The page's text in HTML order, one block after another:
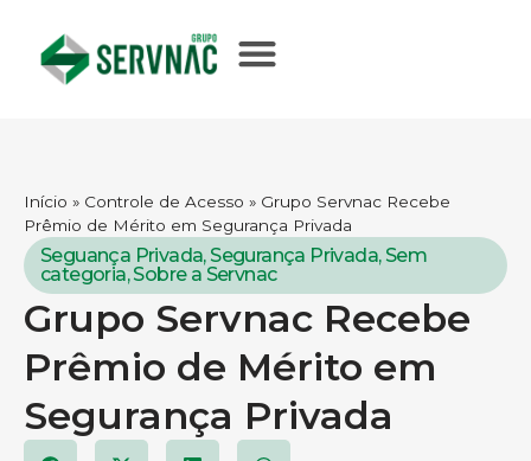
Início » Controle de Acesso » Grupo Servnac Recebe
Prêmio de Mérito em Segurança Privada
Seguança Privada, Segurança Privada, Sem
categoria,Sobre a Servnac
Grupo Servnac Recebe
Prêmio de Mérito em
Segurança Privada